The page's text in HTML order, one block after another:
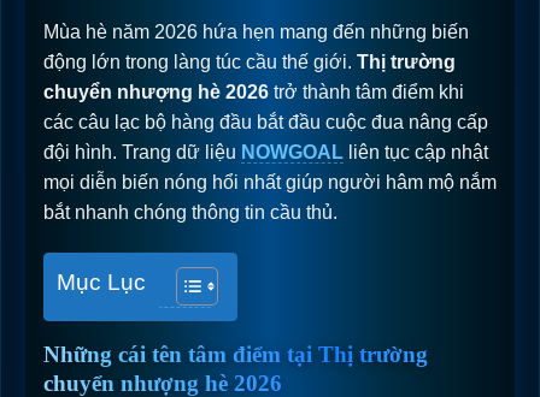
Mùa hè năm 2026 hứa hẹn mang đến những biến
động lớn trong làng túc cầu thế giới. Thị trường
chuyển nhượng hè 2026 trở thành tâm điểm khi
các câu lạc bộ hàng đầu bắt đầu cuộc đua nâng cấp
đội hình. Trang dữ liệu NOWGOAL liên tục cập nhật
mọi diễn biến nóng hổi nhất giúp người hâm mộ nắm
bắt nhanh chóng thông tin cầu thủ.
Mục Lục
Những cái tên tâm điểm tại Thị trường
chuyển nhượng hè 2026